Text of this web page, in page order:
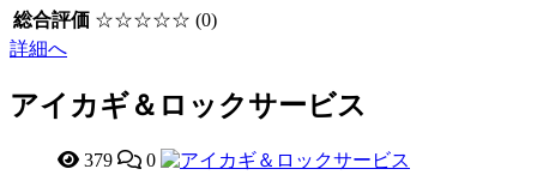
総合評価 ☆☆☆☆☆ (0)
詳細へ
アイカギ＆ロックサービス
379 0